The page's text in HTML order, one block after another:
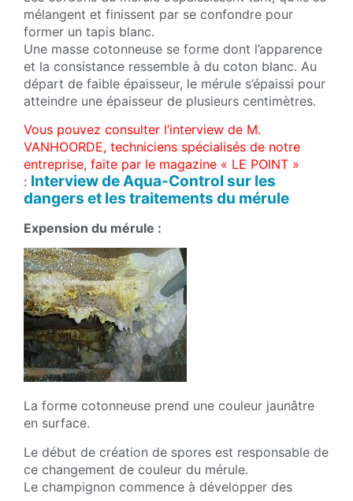
mélangent et finissent par se confondre pour
former un tapis blanc.
Une masse cotonneuse se forme dont l’apparence
et la consistance ressemble à du coton blanc. Au
départ de faible épaisseur, le mérule s’épaissi pour
atteindre une épaisseur de plusieurs centimètres.
Vous pouvez consulter l’interview de M.
VANHOORDE, techniciens spécialisés de notre
entreprise, faite par le magazine « LE POINT »
: Interview de Aqua-Control sur les
dangers et les traitements du mérule
Expension du mérule :
La forme cotonneuse prend une couleur jaunâtre
en surface.
Le début de création de spores est responsable de
ce changement de couleur du mérule.
Le champignon commence à développer des